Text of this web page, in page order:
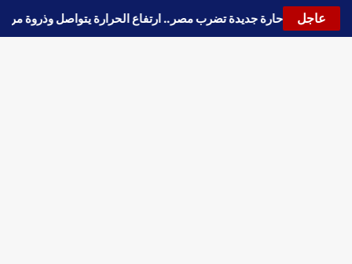
عاجل🔵 موجة حارة جديدة تضرب مصر.. ارتفاع الحرارة يتواصل وذروة